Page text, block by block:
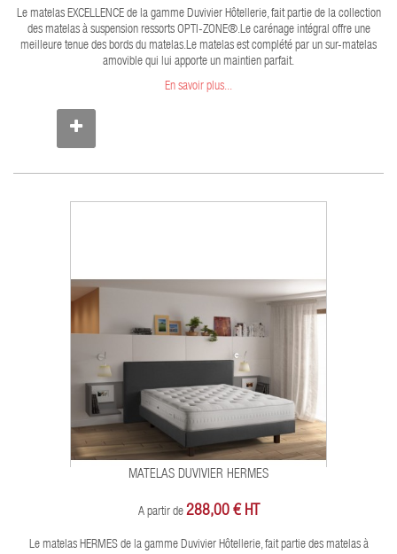
Le matelas EXCELLENCE de la gamme Duvivier Hôtellerie, fait partie de la collection
des matelas à suspension ressorts OPTI-ZONE®.Le carénage intégral offre une
meilleure tenue des bords du matelas.Le matelas est complété par un sur-matelas
amovible qui lui apporte un maintien parfait.
En savoir plus...
MATELAS DUVIVIER HERMES
A partir de 288,00 € HT
Le matelas HERMES de la gamme Duvivier Hôtellerie, fait partie des matelas à